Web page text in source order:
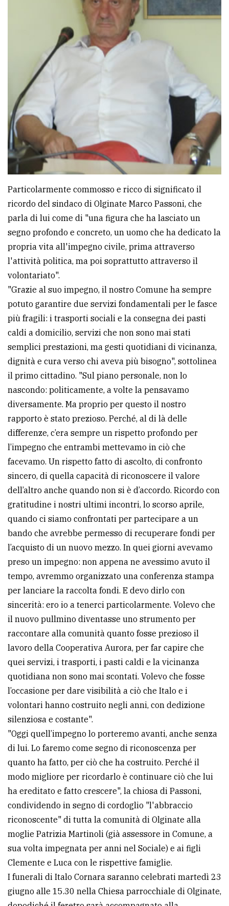
Particolarmente commosso e ricco di significato il
ricordo del sindaco di Olginate Marco Passoni, che
parla di lui come di "una figura che ha lasciato un
segno profondo e concreto, un uomo che ha dedicato la
propria vita all'impegno civile, prima attraverso
l'attività politica, ma poi soprattutto attraverso il
volontariato".
"Grazie al suo impegno, il nostro Comune ha sempre
potuto garantire due servizi fondamentali per le fasce
più fragili: i trasporti sociali e la consegna dei pasti
caldi a domicilio, servizi che non sono mai stati
semplici prestazioni, ma gesti quotidiani di vicinanza,
dignità e cura verso chi aveva più bisogno", sottolinea
il primo cittadino. "Sul piano personale, non lo
nascondo: politicamente, a volte la pensavamo
diversamente. Ma proprio per questo il nostro
rapporto è stato prezioso. Perché, al di là delle
differenze, c’era sempre un rispetto profondo per
l’impegno che entrambi mettevamo in ciò che
facevamo. Un rispetto fatto di ascolto, di confronto
sincero, di quella capacità di riconoscere il valore
dell’altro anche quando non si è d’accordo. Ricordo con
gratitudine i nostri ultimi incontri, lo scorso aprile,
quando ci siamo confrontati per partecipare a un
bando che avrebbe permesso di recuperare fondi per
l’acquisto di un nuovo mezzo. In quei giorni avevamo
preso un impegno: non appena ne avessimo avuto il
tempo, avremmo organizzato una conferenza stampa
per lanciare la raccolta fondi. E devo dirlo con
sincerità: ero io a tenerci particolarmente. Volevo che
il nuovo pullmino diventasse uno strumento per
raccontare alla comunità quanto fosse prezioso il
lavoro della Cooperativa Aurora, per far capire che
quei servizi, i trasporti, i pasti caldi e la vicinanza
quotidiana non sono mai scontati. Volevo che fosse
l’occasione per dare visibilità a ciò che Italo e i
volontari hanno costruito negli anni, con dedizione
silenziosa e costante".
"Oggi quell’impegno lo porteremo avanti, anche senza
di lui. Lo faremo come segno di riconoscenza per
quanto ha fatto, per ciò che ha costruito. Perché il
modo migliore per ricordarlo è continuare ciò che lui
ha ereditato e fatto crescere", la chiosa di Passoni,
condividendo in segno di cordoglio "l'abbraccio
riconoscente" di tutta la comunità di Olginate alla
moglie Patrizia Martinoli (già assessore in Comune, a
sua volta impegnata per anni nel Sociale) e ai figli
Clemente e Luca con le rispettive famiglie.
I funerali di Italo Cornara saranno celebrati martedì 23
giugno alle 15.30 nella Chiesa parrocchiale di Olginate,